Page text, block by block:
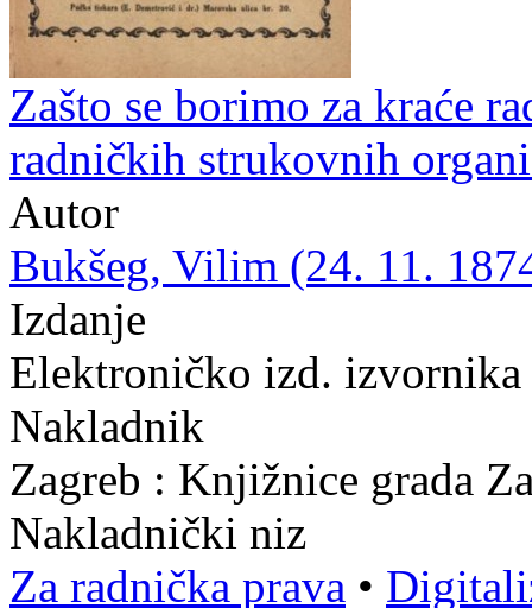
Zašto se borimo za kraće
radničkih strukovnih
Autor
Bukšeg, Vilim (24. 11.
Izdanje
Elektroničko izd.
Nakladnik
Zagreb : Knjižnice grada
Nakladnički niz
Za radnička prava •